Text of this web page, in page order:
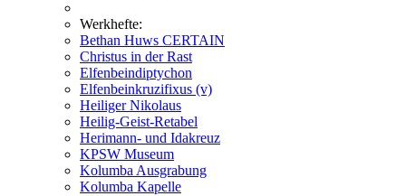
Werkhefte:
Bethan Huws CERTAIN
Christus in der Rast
Elfenbeindiptychon
Elfenbeinkruzifixus (v)
Heiliger Nikolaus
Heilig-Geist-Retabel
Herimann- und Idakreuz
KPSW Museum
Kolumba Ausgrabung
Kolumba Kapelle